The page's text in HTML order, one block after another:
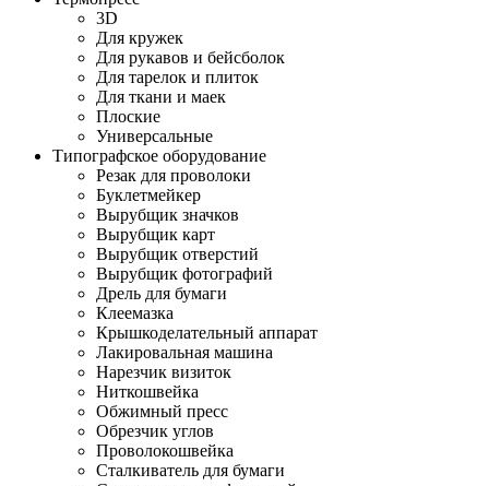
3D
Для кружек
Для рукавов и бейсболок
Для тарелок и плиток
Для ткани и маек
Плоские
Универсальные
Типографское оборудование
Резак для проволоки
Буклетмейкер
Вырубщик значков
Вырубщик карт
Вырубщик отверстий
Вырубщик фотографий
Дрель для бумаги
Клеемазка
Крышкоделательный аппарат
Лакировальная машина
Нарезчик визиток
Ниткошвейка
Обжимный пресс
Обрезчик углов
Проволокошвейка
Сталкиватель для бумаги